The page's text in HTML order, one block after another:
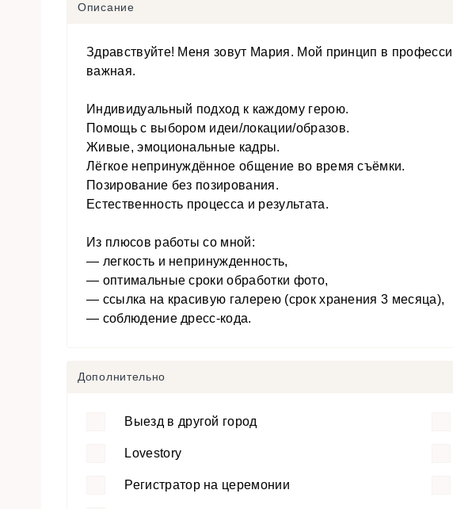
Описание
Здравствуйте! Меня зовут Мария. Мой принцип в
важная.
Индивидуальный подход к каждому герою.
Помощь с выбором идеи/локации/образов.
Живые, эмоциональные кадры.
Лёгкое непринуждённое общение во время съёмки.
Позирование без позирования.
Естественность процесса и результата.
Из плюсов работы со мной:
— легкость и непринужденность,
— оптимальные сроки обработки фото,
— ссылка на красивую галерею (срок хранения 3 месяца),
— соблюдение дресс-кода.
Дополнительно
Выезд в другой город
Lovestory
Регистратор на церемонии